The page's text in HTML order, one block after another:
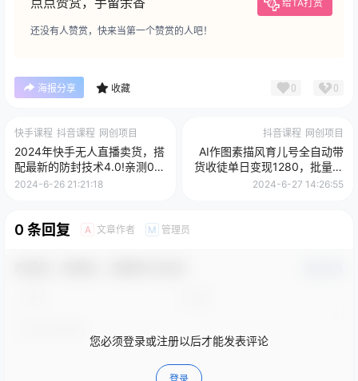
给TA打赏
还没有人赞赏，快来当第一个赞赏的人吧！
海报分享 收藏 0 0
快手课程 抖音课程 网创项目
2024年快手无人直播卖货，搭
配最新的防封技术4.0!亲测0违
规，轻松日入2000+
2024-6-26 21:21:18
抖音课程 网创项目
AI作图素描风育儿号全自动带
货收徒单日变现1280，批量操
作长期稳定
2024-6-27 14:26:55
0 条回复 A 文章作者 M 管理员
您必须登录或注册以后才能发表评论